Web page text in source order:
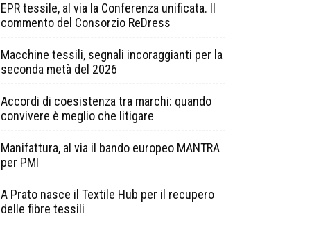
EPR tessile, al via la Conferenza unificata. Il
commento del Consorzio ReDress
Macchine tessili, segnali incoraggianti per la
seconda metà del 2026
Accordi di coesistenza tra marchi: quando
convivere è meglio che litigare
Manifattura, al via il bando europeo MANTRA
per PMI
A Prato nasce il Textile Hub per il recupero
delle fibre tessili